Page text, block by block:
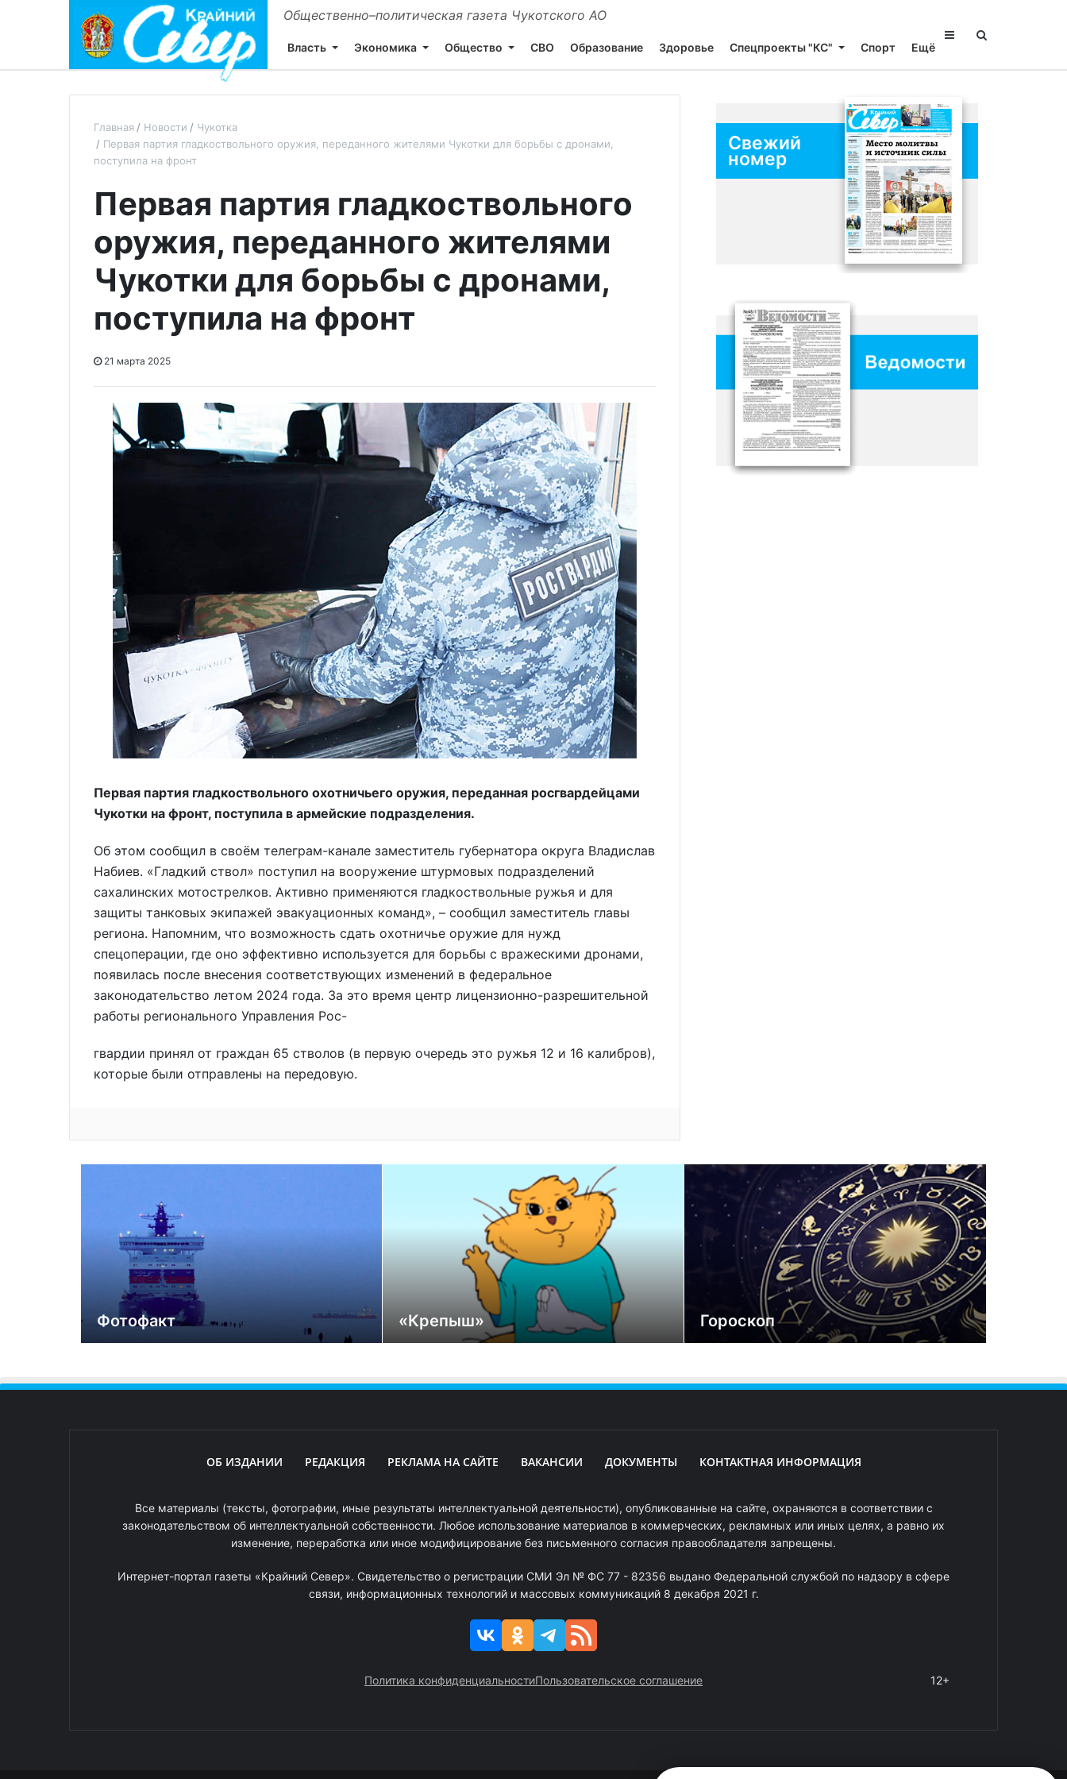
Общественно–политическая газета Чукотского АО
Власть Экономика Общество СВО Образование Здоровье Спецпроекты "КС" Спорт Ещё
Главная Новости
Чукотка
Первая партия гладкоствольного оружия, переданного жителями Чукотки для борьбы с дронами,
поступила на фронт
Первая партия гладкоствольного
оружия, переданного жителями
Чукотки для борьбы с дронами,
поступила на фронт
21 марта 2025
Первая партия гладкоствольного охотничьего оружия, переданная росгвардейцами
Чукотки на фронт, поступила в армейские подразделения.
Об этом сообщил в своём телеграм-канале заместитель губернатора округа Владислав
Набиев. «Гладкий ствол» поступил на вооружение штурмовых подразделений
сахалинских мотострелков. Активно применяются гладкоствольные ружья и для
защиты танковых экипажей эвакуационных команд», – сообщил заместитель главы
региона. Напомним, что возможность сдать охотничье оружие для нужд
спецоперации, где оно эффективно используется для борьбы с вражескими дронами,
появилась после внесения соответствующих изменений в федеральное
законодательство летом 2024 года. За это время центр лицензионно-разрешительной
работы регионального Управления Рос-
гвардии принял от граждан 65 стволов (в первую очередь это ружья 12 и 16 калибров),
которые были отправлены на передовую.
Свежий
номер
Фотофакт «Крепыш» Гороскоп
ОБ ИЗДАНИИ РЕДАКЦИЯ РЕКЛАМА НА САЙТЕ ВАКАНСИИ ДОКУМЕНТЫ КОНТАКТНАЯ ИНФОРМАЦИЯ
Все материалы (тексты, фотографии, иные результаты интеллектуальной деятельности), опубликованные на сайте, охраняются в соответствии с
законодательством об интеллектуальной собственности. Любое использование материалов в коммерческих, рекламных или иных целях, а равно их
изменение, переработка или иное модифицирование без письменного согласия правообладателя запрещены.
Интернет-портал газеты «Крайний Север». Свидетельство о регистрации СМИ Эл № ФС 77 - 82356 выдано Федеральной службой по надзору в сфере
связи, информационных технологий и массовых коммуникаций 8 декабря 2021 г.
Политика конфиденциальностиПользовательское соглашение 12+